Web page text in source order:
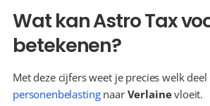
Wat kan Astro Tax
betekenen?
personenbelasting naar Verlaine vloeit.